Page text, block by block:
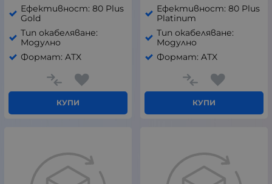
Ефективност: 80 Plus
Gold
Тип окабеляване:
Модулно
Формат: ATX
КУПИ
Ефективност: 80 Plus
Platinum
Тип окабеляване:
Модулно
Формат: ATX
КУПИ